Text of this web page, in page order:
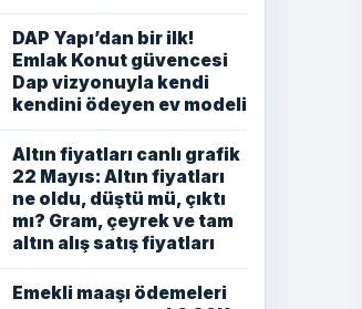
DAP Yapı’dan bir ilk!
Emlak Konut güvencesi
Dap vizyonuyla kendi
kendini ödeyen ev modeli
Altın fiyatları canlı grafik
22 Mayıs: Altın fiyatları
ne oldu, düştü mü, çıktı
mı? Gram, çeyrek ve tam
altın alış satış fiyatları
Emekli maaşı ödemeleri